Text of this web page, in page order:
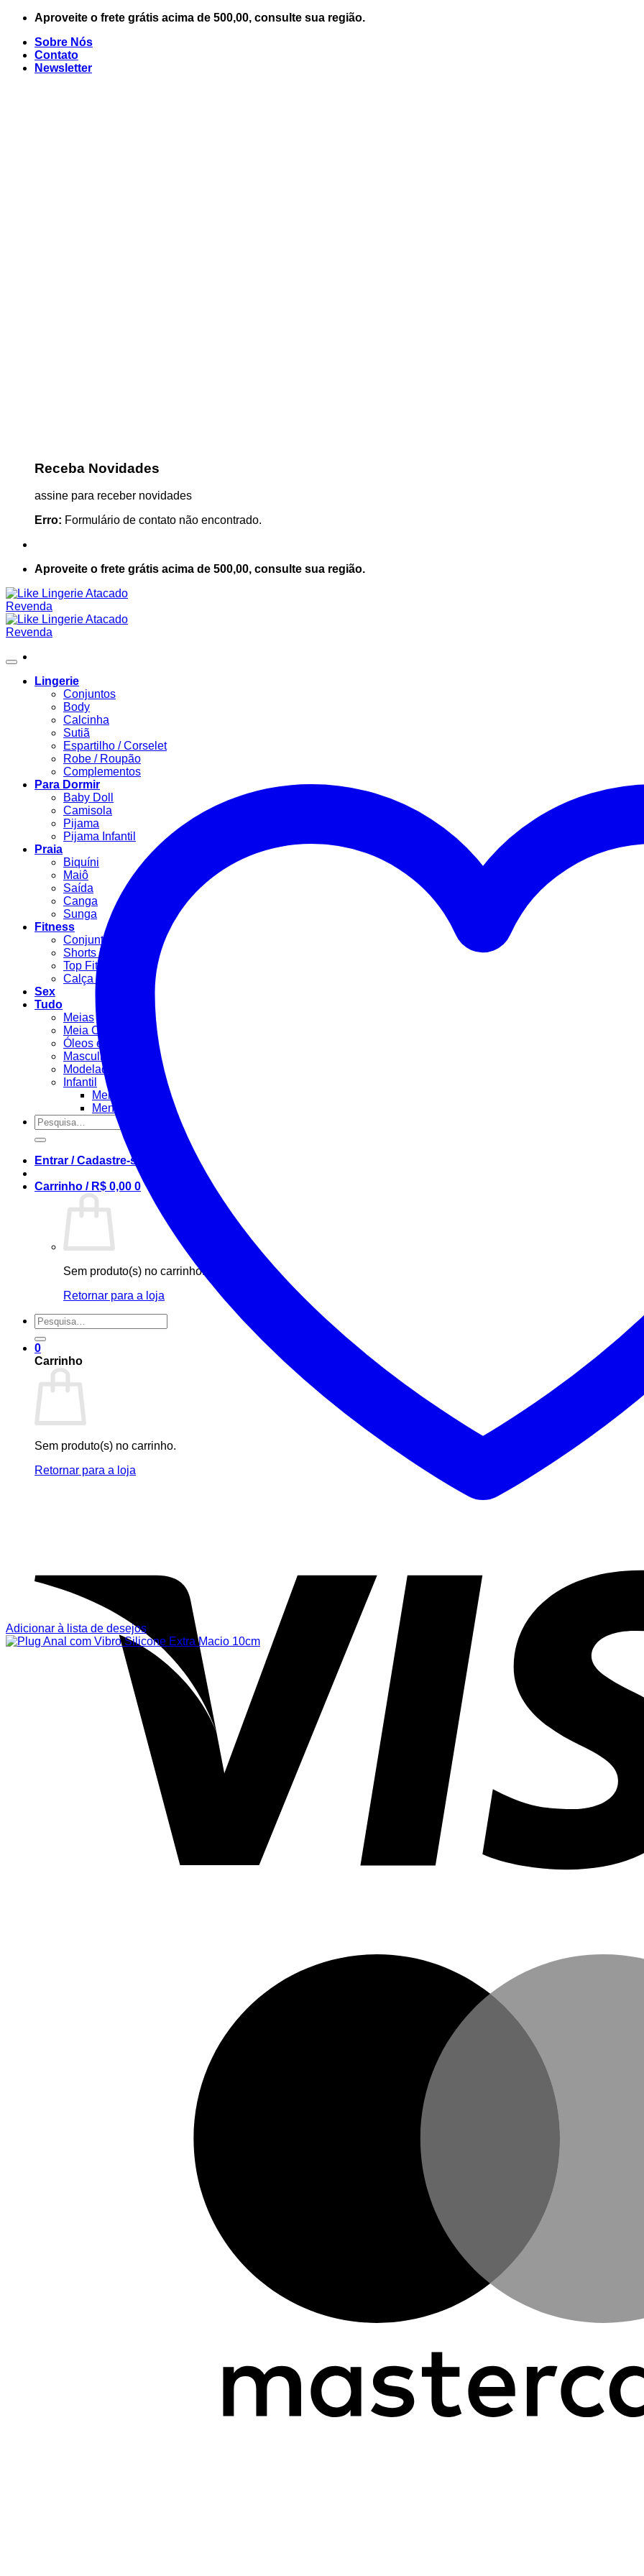
Skip
content
Aproveite o frete grátis acima de 500,00, consulte sua região.
Sobre Nós
Contato
Newsletter
Receba Novidades
assine para receber novidades
Erro: Formulário de contato não encontrado.
Aproveite o frete grátis acima de 500,00, consulte sua região.
Lingerie
Conjuntos
Body
Calcinha
Sutiã
Espartilho / Corselet
Robe / Roupão
Complementos
Para Dormir
Baby Doll
Camisola
Pijama
Pijama Infantil
Praia
Biquíni
Maiô
Saída
Canga
Sunga
Fitness
Conjunto Fitness
Shorts Fitness
Top Fitness
Calça Fitness
Sex
Tudo
Meias
Meia Calça / Fina
Óleos e Géis
Masculino
Modeladora
Infantil
Menino
Menina
Pesquisar
por:
Entrar / Cadastre-se
Carrinho / R$ 0,00 0
Sem produto(s) no carrinho.
Retornar para a loja
Pesquisar
por:
0
Carrinho
Sem produto(s) no carrinho.
Retornar para a loja
Adicionar à lista de desejos